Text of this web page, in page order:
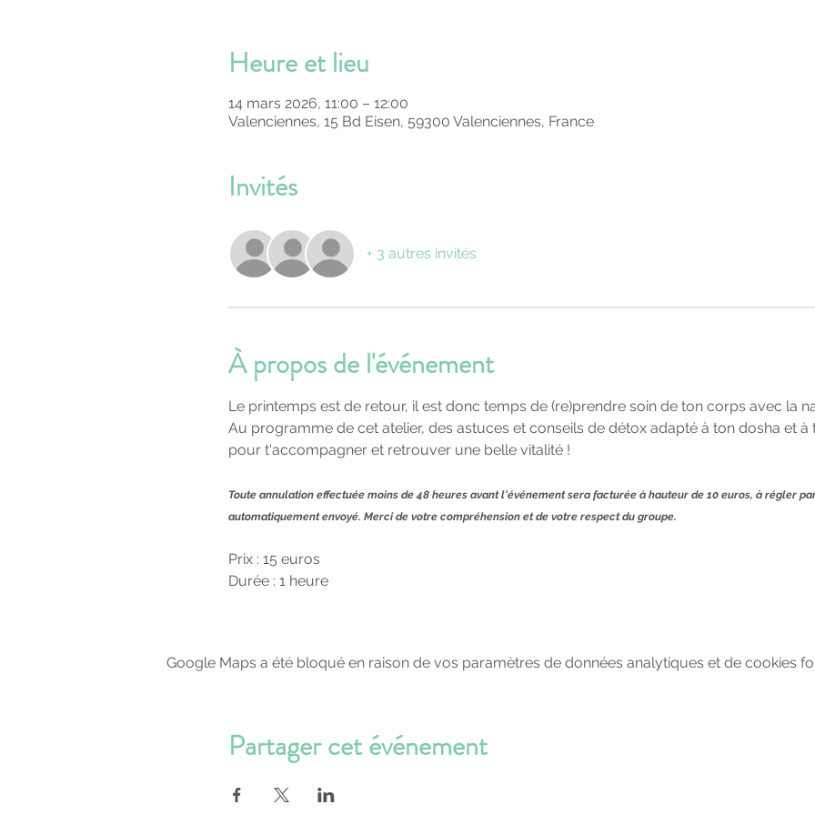
Heure et lieu
14 mars 2026, 11:00 – 12:00
Valenciennes, 15 Bd Eisen, 59300 Valenciennes, France
Invités
+ 3 autres invités
À propos de l'événement
Le printemps est de retour, il est donc temps de (re)prendre soin de ton corps avec la
Au programme de cet atelier, des astuces et conseils de détox adapté à ton dosha et à
pour t'accompagner et retrouver une belle vitalité !
Toute annulation effectuée moins de 48 heures avant l'événement sera facturée à hauteur de 10 euros, à régler
automatiquement envoyé. Merci de votre compréhension et de votre respect du groupe.
Prix : 15 euros
Durée : 1 heure
Google Maps a été bloqué en raison de vos paramètres de données analytiques et de cookies
Partager cet événement